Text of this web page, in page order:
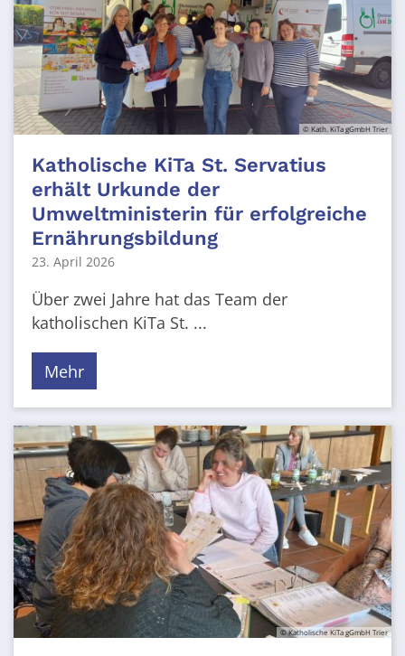
© Kath. KiTa gGmbH Trier
Katholische KiTa St. Servatius
erhält Urkunde der
Umweltministerin für erfolgreiche
Ernährungsbildung
23. April 2026
Über zwei Jahre hat das Team der
katholischen KiTa St. ...
Mehr
© Katholische KiTa gGmbH Trier